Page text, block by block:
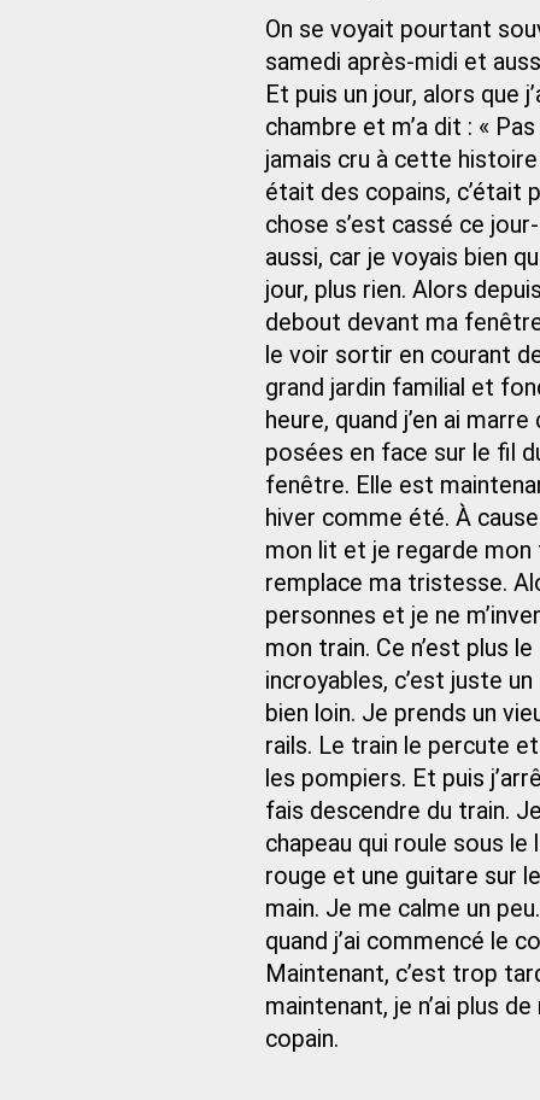
On se voyait pourtant
samedi après-midi et
Et puis un jour, alors que
chambre et m’a dit : «
jamais cru à cette
était des copains, c’était
chose s’est cassé ce
aussi, car je voyais bien
jour, plus rien. Alors
debout devant ma
le voir sortir en courant
grand jardin familial et
heure, quand j’en ai
posées en face sur le fil
fenêtre. Elle est
hiver comme été. À
mon lit et je regarde mon
remplace ma tristesse.
personnes et je ne
mon train. Ce n’est plus
incroyables, c’est juste
bien loin. Je prends un
rails. Le train le percute
les pompiers. Et puis
fais descendre du train.
chapeau qui roule sous
rouge et une guitare sur
main. Je me calme un
quand j’ai commencé le
Maintenant, c’est trop
maintenant, je n’ai plus
copain.